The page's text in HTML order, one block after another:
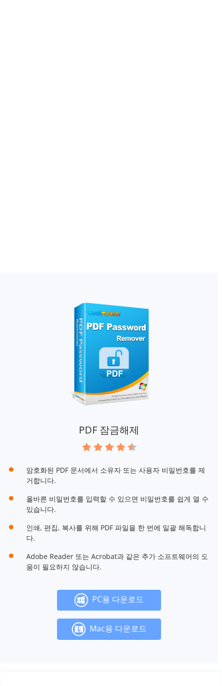
PDF 잠금해제
암호화된 PDF 문서에서 소유자 또는 사용자 비밀번호를 제
거합니다.
올바른 비밀번호를 입력할 수 있으면 비밀번호를 쉽게 열 수
있습니다.
인쇄, 편집, 복사를 위해 PDF 파일을 한 번에 일괄 해독합니
다.
Adobe Reader 또는 Acrobat과 같은 추가 소프트웨어의 도
움이 필요하지 않습니다.
PC용 다운로드
Mac용 다운로드